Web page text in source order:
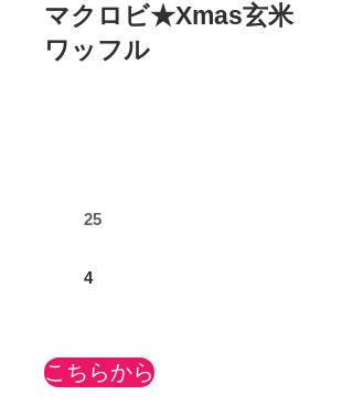
マクロビ★Xmas玄米
ワッフル
25
4
こちらから